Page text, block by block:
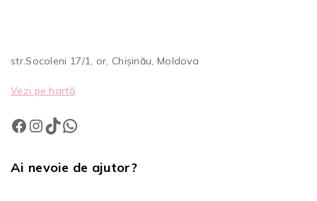
str.Socoleni 17/1, or, Chișinău, Moldova
Vezi pe hartă
Ai nevoie de ajutor?